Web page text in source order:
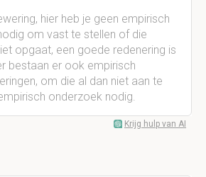
hier heb je geen empirisch
om vast te stellen of die
opgaat, een goede redenering is
bestaan er ook empirisch
om die al dan niet aan te
onderzoek nodig.
Krijg hulp van AI